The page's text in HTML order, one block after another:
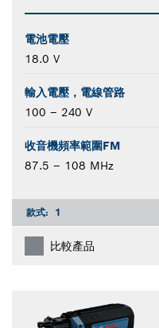
電池電壓
18.0 V
輸入電壓，電線管路
100 – 240 V
收音機頻率範圍FM
87.5 – 108 MHz
款式: 1
比較產品